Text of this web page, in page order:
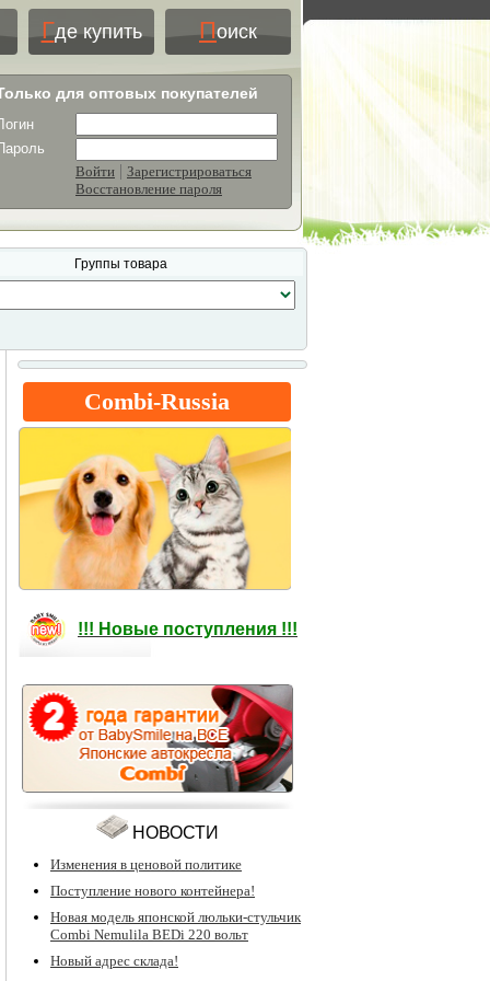
Где купить Поиск
для оптовых покупателей
Войти | Зарегистрироваться
Восстановление пароля
Группы товара
Combi-Russia
!!! Новые поступления !!!
НОВОСТИ
Изменения в ценовой политике
Поступление нового контейнера!
Новая модель японской люльки-стульчик
Combi Nemulila BEDi 220 вольт
Новый адрес склада!